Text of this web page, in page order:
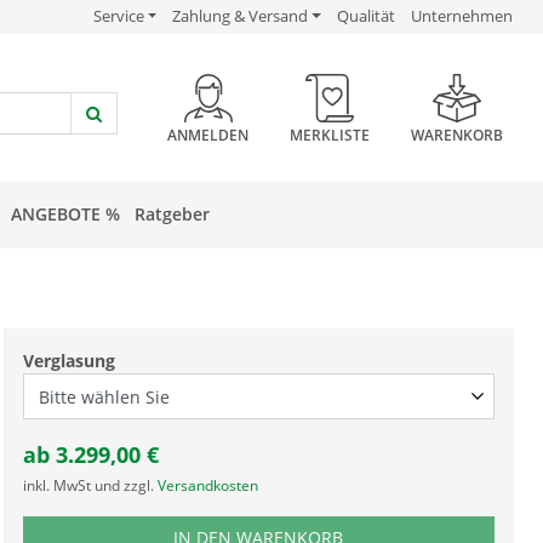
USP Verlinkung
Service Zahlung & Versand USP Verlinkung
Qualität USP Verlinkung
Unternehmen
HEADER BUTTON
ANMELDEN MERKLISTE WARENKORB
ANGEBOTE % Ratgeber
Verglasung
ab 3.299,00 €
inkl. MwSt und zzgl. Versandkosten
PRODUKTNUMMER BXL9
IN DEN WARENKORB